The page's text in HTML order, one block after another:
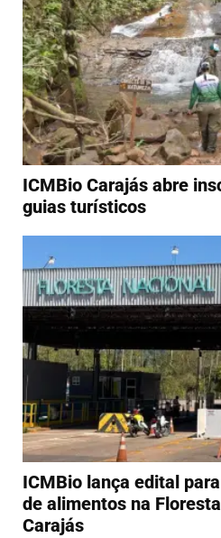
ICMBio Carajás abre
guias turísticos
ICMBio lança edital
de alimentos na
Carajás